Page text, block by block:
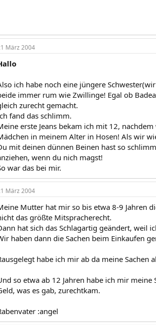
März 2004
ich habe noch eine jüngere
immer rum wie Zwillinge! Egal ob
zurecht gemacht.
fand das schlimm.
erste Jeans bekam ich mit 12,
in meinem Alter in Hosen! Als wir
mit deinen dünnen Beinen hast so
wenn du nich magst!
war das bei mir.
März 2004
Mutter hat mir so bis etwa 8-9 Jahren
das größte Mitspracherecht.
hat sich das Schlagartig geändert, weil
haben dann die Sachen beim Einkaufen
habe ich mir ab da meine Sachen
so etwa ab 12 Jahren habe ich mir
was es gab, zurechtkam.
:angel